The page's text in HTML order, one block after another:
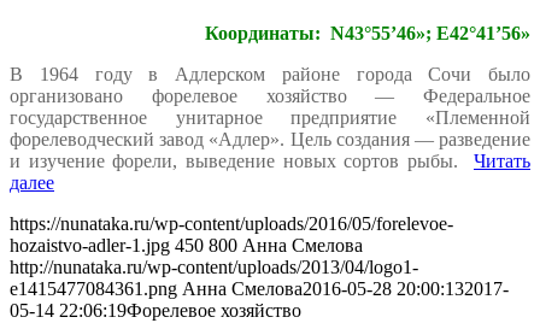
Координаты: N43°55’46»; E42°41’56»
В 1964 году в Адлерском районе города Сочи было
организовано форелевое хозяйство — Федеральное
государственное унитарное предприятие «Племенной
форелеводческий завод «Адлер». Цель создания — разведение
и изучение форели, выведение новых сортов рыбы. Читать
далее
https://nunataka.ru/wp-content/uploads/2016/05/forelevoe-
hozaistvo-adler-1.jpg 450 800 Анна Смелова
http://nunataka.ru/wp-content/uploads/2013/04/logo1-
e1415477084361.png Анна Смелова2016-05-28 20:00:132017-
05-14 22:06:19Форелевое хозяйство